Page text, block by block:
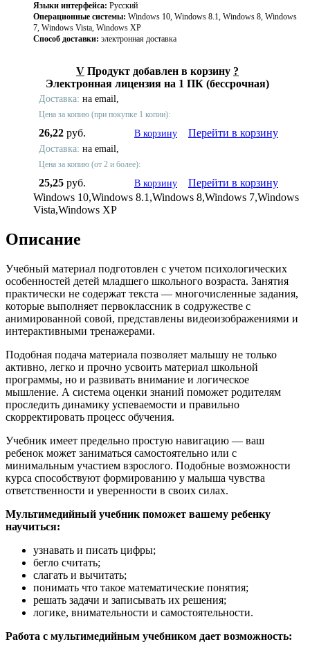
Языки интерфейса: Русский
Операционные системы: Windows 10, Windows 8.1, Windows 8, Windows
7, Windows Vista, Windows XP
Способ доставки: электронная доставка
V Продукт добавлен в корзину ?
Электронная лицензия на 1 ПК (бессрочная)
Доставка: на email,
Цена за копию (при покупке 1 копии):
26,22 руб. В корзину Перейти в корзину
Доставка: на email,
Цена за копию (от 2 и более):
25,25 руб. В корзину
Перейти в корзину
Windows 10,Windows 8.1,Windows 8,Windows 7,Windows
Vista,Windows XP
Описание
Учебный материал подготовлен с учетом психологических
особенностей детей младшего школьного возраста. Занятия
практически не содержат текста — многочисленные задания,
которые выполняет первоклассник в содружестве с
анимированной совой, представлены видеоизображениями и
интерактивными тренажерами.
Подобная подача материала позволяет малышу не только
активно, легко и прочно усвоить материал школьной
программы, но и развивать внимание и логическое
мышление. А система оценки знаний поможет родителям
проследить динамику успеваемости и правильно
скорректировать процесс обучения.
Учебник имеет предельно простую навигацию — ваш
ребенок может заниматься самостоятельно или с
минимальным участием взрослого. Подобные возможности
курса способствуют формированию у малыша чувства
ответственности и уверенности в своих силах.
Мультимедийный учебник поможет вашему ребенку
научиться:
узнавать и писать цифры;
бегло считать;
слагать и вычитать;
понимать что такое математические понятия;
решать задачи и записывать их решения;
логике, внимательности и самостоятельности.
Работа с мультимедийным учебником дает возможность: